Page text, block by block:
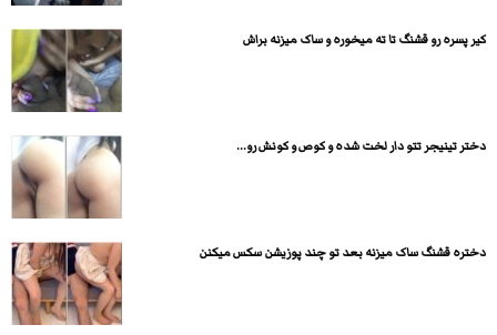
کیر پسره رو قشنگ تا ته میخوره و ساک میزنه براش
دختر تینیجر تتو دار لخت شده و کوص و کونش رو...
دختره قشنگ ساک میزنه بعد تو چند پوزیشن سکس میکنن